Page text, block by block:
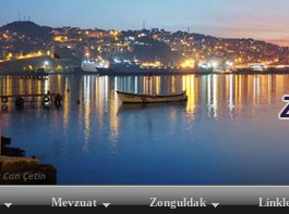
Mevzuat Zonguldak